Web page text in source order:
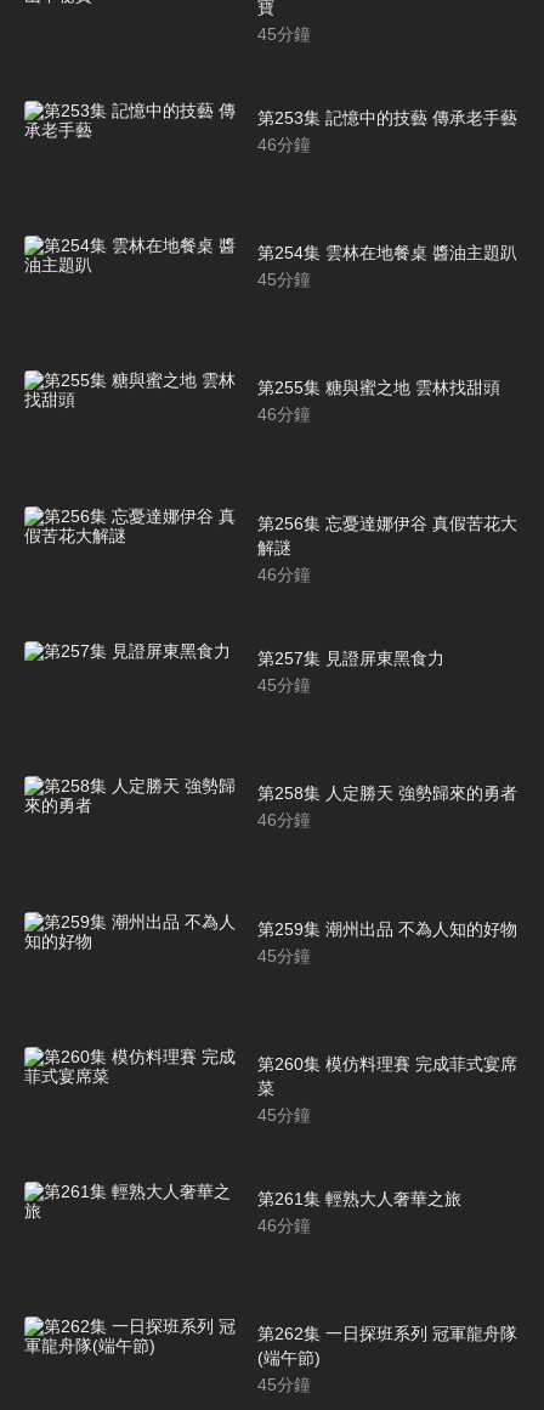
寶
45分鐘
第253集 記憶中的技藝 傳承老手藝
46分鐘
第254集 雲林在地餐桌 醬油主題趴
45分鐘
第255集 糖與蜜之地 雲林找甜頭
46分鐘
第256集 忘憂達娜伊谷 真假苦花大
解謎
46分鐘
第257集 見證屏東黑食力
45分鐘
第258集 人定勝天 強勢歸來的勇者
46分鐘
第259集 潮州出品 不為人知的好物
45分鐘
第260集 模仿料理賽 完成菲式宴席
菜
45分鐘
第261集 輕熟大人奢華之旅
46分鐘
第262集 一日探班系列 冠軍龍舟隊
(端午節)
45分鐘